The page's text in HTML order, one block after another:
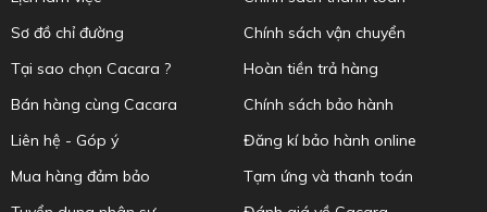
Sơ đồ chỉ đường
Tại sao chọn Cacara ?
Bán hàng cùng Cacara
Liên hệ - Góp ý
Mua hàng đảm bảo
Chính sách vận chuyển
Hoàn tiền trả hàng
Chính sách bảo hành
Đăng kí bảo hành online
Tạm ứng và thanh toán